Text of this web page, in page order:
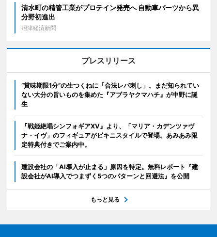
清水町の精管工業がプロテイン発売へ 自動車パーツから異
分野初進出
沼津経済新聞
プレスリリース
“賞味期限1分”の生つくねに「合法レバ刺し」。まだ知られてい
ない大分の旨いものを集めた『アブラヤクマハチ』が中野に誕
生
『戦姫絶唱シンフォギアXV』より、「マリア・カデンツァヴ
ナ・イヴ」のフィギュアがビキニスタイルで登場。あみあみ限
定特典付きでご案内中。
建設会社の「AI導入が止まる」原因を特定。無料レポート『建
設会社がAI導入でつまずく5つのパターンと回避法』を公開
もっと見る